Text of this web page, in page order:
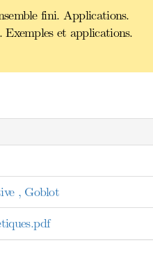
fini. Applications.
Exemples et applications.
, Goblot